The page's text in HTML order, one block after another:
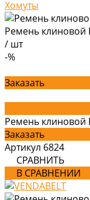
Хомуты
Ремень клиновой
/ шт
-%
Заказать
Ремень клиновой
Заказать
Артикул 6824
СРАВНИТЬ
В СРАВНЕНИИ